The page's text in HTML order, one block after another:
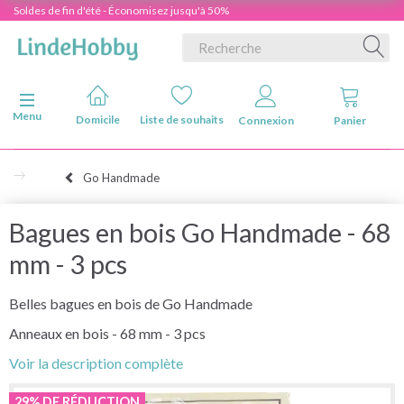
Soldes de fin d'été - Économisez jusqu'à 50%
Basculer la navigation
Menu
Domicile Liste de souhaits Connexion Panier
Go Handmade
Bagues en bois Go Handmade - 68
mm - 3 pcs
Belles bagues en bois de Go Handmade
Anneaux en bois - 68 mm - 3 pcs
Voir la description complète